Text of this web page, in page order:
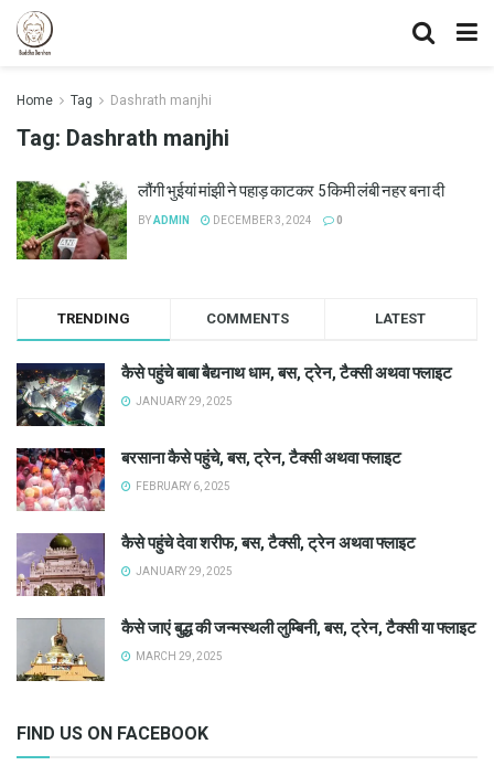
Home Tag Dashrath manjhi
Tag: Dashrath manjhi
लौंगी भुईयां मांझी ने पहाड़ काटकर 5 किमी लंबी नहर बना दी
BYADMIN DECEMBER 3, 2024 0
TRENDING COMMENTS LATEST
कैसे पहुंचे बाबा बैद्यनाथ धाम, बस, ट्रेन, टैक्सी अथवा फ्लाइट
JANUARY 29, 2025
बरसाना कैसे पहुंचे, बस, ट्रेन, टैक्सी अथवा फ्लाइट
FEBRUARY 6, 2025
कैसे पहुंचे देवा शरीफ, बस, टैक्सी, ट्रेन अथवा फ्लाइट
JANUARY 29, 2025
कैसे जाएं बुद्ध की जन्मस्थली लुम्बिनी, बस, ट्रेन, टैक्सी या फ्लाइट
MARCH 29, 2025
FIND US ON FACEBOOK